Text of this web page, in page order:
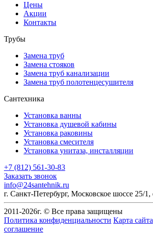
Цены
Акции
Контакты
Трубы
Замена труб
Замена стояков
Замена труб канализации
Замена труб полотенцесушителя
Сантехника
Установка ванны
Установка душевой кабины
Установка раковины
Установка смесителя
Установка унитаза, инсталляции
+7 (812) 561-30-83
Заказать звонок
info@24santehnik.ru
г. Санкт-Петербург, Московское шоссе 25/1,
2011-2026г. © Все права защищены
Политика конфиденциальности Карта сайта
соглашение